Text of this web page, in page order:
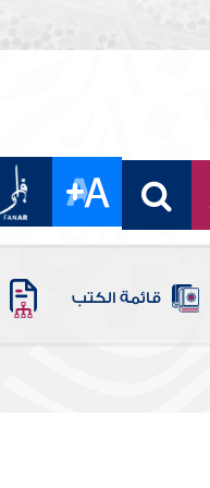
قائمة الكتب